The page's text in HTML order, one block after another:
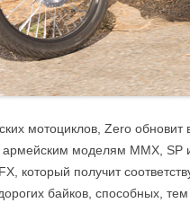
мотоциклов, Zero обновит
моделям MMX, SP
который получит
байков, способных,